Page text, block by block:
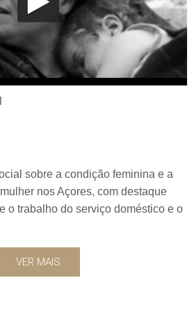
sobre a condição feminina e a
nos Açores, com destaque
o trabalho do serviço doméstico e o
VER MAIS